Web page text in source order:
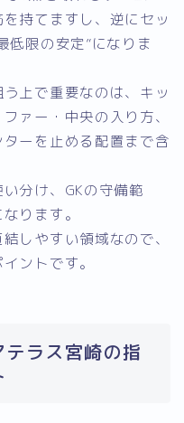
持てますし、逆にセッ
低限の安定”になりま
上で重要なのは、キッ
ァー・中央の入り方、
ーを止める配置まで含
分け、GKの守備範
ります。
しやすい領域なので、
ントです。
ラス宮崎の指